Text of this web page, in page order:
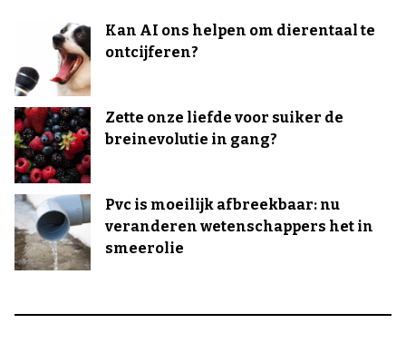
Kan AI ons helpen om dierentaal te
ontcijferen?
Zette onze liefde voor suiker de
breinevolutie in gang?
Pvc is moeilijk afbreekbaar: nu
veranderen wetenschappers het in
smeerolie